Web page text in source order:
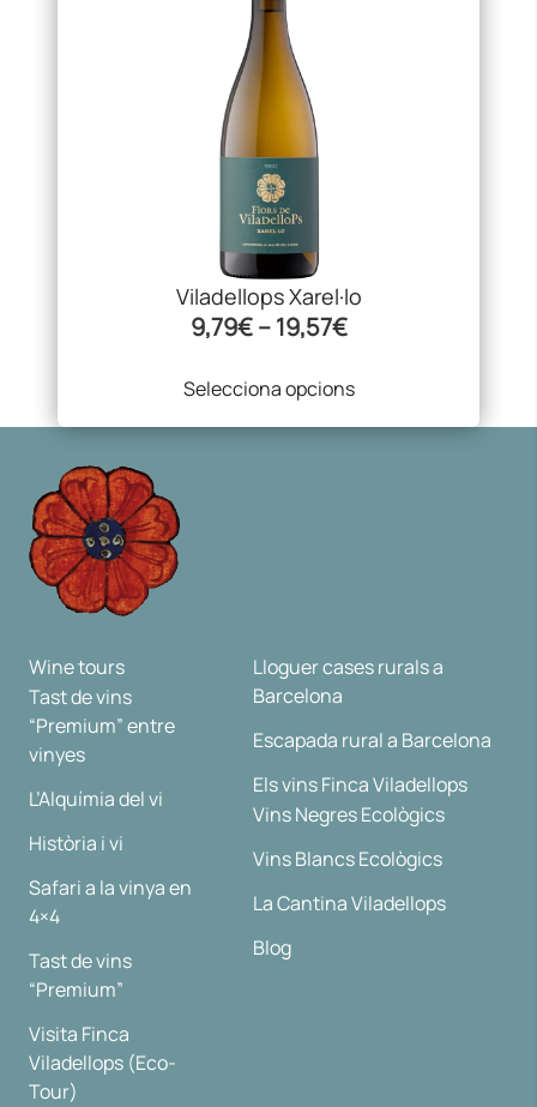
Viladellops Xarel·lo
9,79€ – 19,57€Interval
preus:
9,79€
Selecciona opcions
diverses
variants.
Les
opcions
poden
triar
a
la
pàgina
del
producte
Wine tours
Tast de vins
“Premium” entre
vinyes
L’Alquímia del vi
Història i vi
Safari a la vinya en
4×4
Tast de vins
“Premium”
Visita Finca
Viladellops (Eco-
Tour)
Lloguer cases rurals a
Barcelona
Escapada rural a Barcelona
Els vins Finca Viladellops
Vins Negres Ecològics
Vins Blancs Ecològics
La Cantina Viladellops
Blog